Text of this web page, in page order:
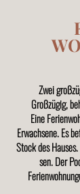
Zwei
Großzügig,
Eine
Erwachsene. Es
Stock des
sen. Der